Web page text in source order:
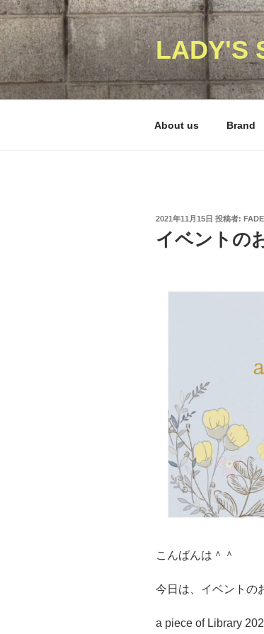
コ
ン
テ
ン
ツ
へ
LADY'S
About us Brand
投
日:
2021年11月15日 投稿者:
イベントの
こんばんは＾＾
今日は、イベントの
a piece of Library